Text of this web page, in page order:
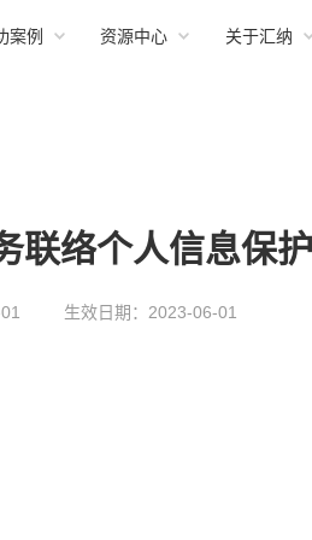
案例 资源中心 关于汇纳
联络个人信息保
生效日期：2023-06-01